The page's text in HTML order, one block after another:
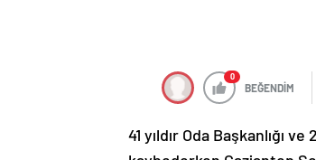
0
BEĞENDİM
41 yıldır Oda Başkanlığı